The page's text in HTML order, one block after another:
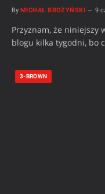
By MICHAŁ BROŻYŃSKI 9
Przyznam, że niniejszy
blogu kilka tygodni, bo
3-BROWN